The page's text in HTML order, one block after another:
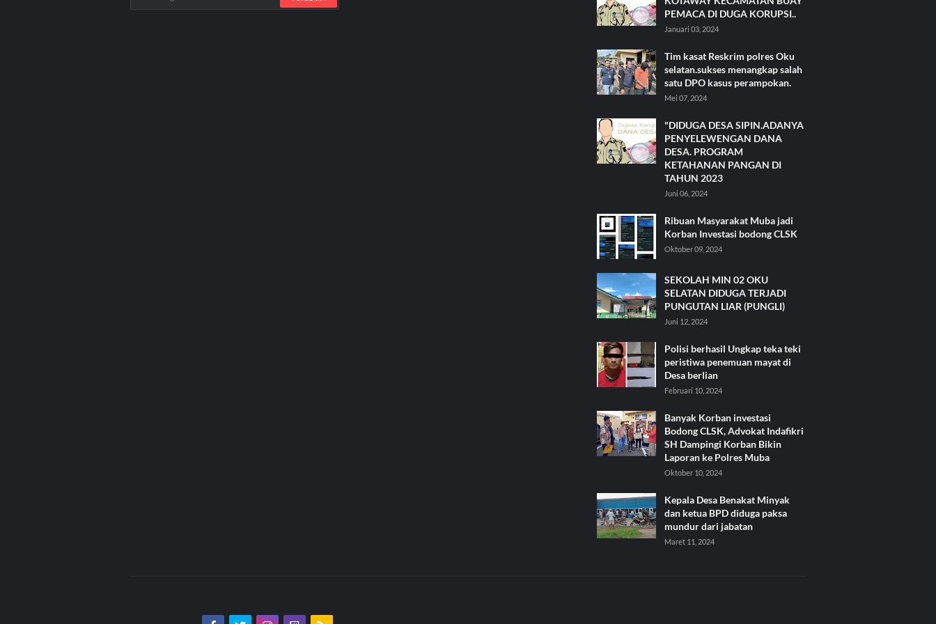
PEMACA DI DUGA KORUPSI..
Januari 03, 2024
Tim kasat Reskrim polres Oku
selatan.sukses menangkap salah
satu DPO kasus perampokan.
Mei 07, 2024
"DIDUGA DESA SIPIN.ADANYA
PENYELEWENGAN DANA
DESA. PROGRAM
KETAHANAN PANGAN DI
TAHUN 2023
Juni 06, 2024
Ribuan Masyarakat Muba jadi
Korban Investasi bodong CLSK
Oktober 09, 2024
SEKOLAH MIN 02 OKU
SELATAN DIDUGA TERJADI
PUNGUTAN LIAR (PUNGLI)
Juni 12, 2024
Polisi berhasil Ungkap teka teki
peristiwa penemuan mayat di
Desa berlian
Februari 10, 2024
Banyak Korban investasi
Bodong CLSK, Advokat Indafikri
SH Dampingi Korban Bikin
Laporan ke Polres Muba
Oktober 10, 2024
Kepala Desa Benakat Minyak
dan ketua BPD diduga paksa
mundur dari jabatan
Maret 11, 2024